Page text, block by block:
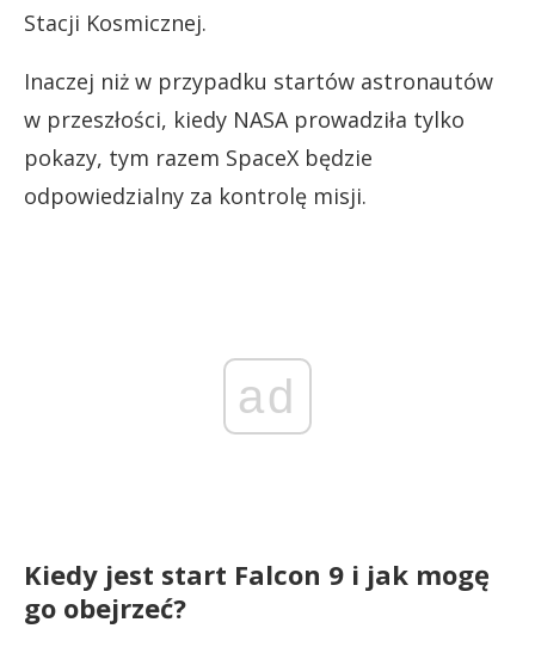
Stacji Kosmicznej.
Inaczej niż w przypadku startów astronautów
w przeszłości, kiedy NASA prowadziła tylko
pokazy, tym razem SpaceX będzie
odpowiedzialny za kontrolę misji.
ad
Kiedy jest start Falcon 9 i jak mogę
go obejrzeć?